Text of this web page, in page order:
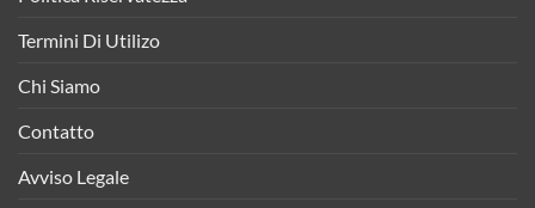
Termini Di Utilizo
Chi Siamo
Contatto
Avviso Legale